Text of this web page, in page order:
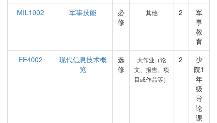
MIL1002
军事技能
必
修
其他 2
军
事
教
育
EE4002
现代信息技术概
览
选
修
大作业（论
文、报告、项
目或作品等）
2
少
院1
年
级
导
论
课